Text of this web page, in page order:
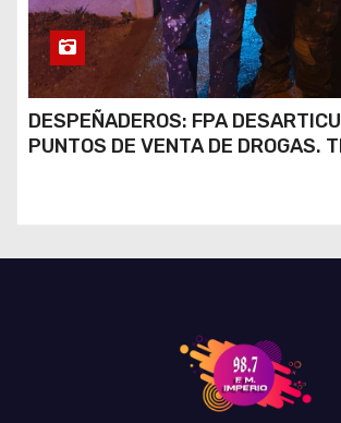
DESPEÑADEROS: FPA
PUNTOS DE VENTA DE DROGAS.